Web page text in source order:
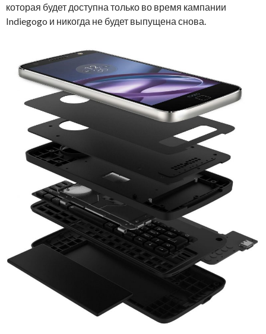
которая будет доступна только во время кампании
Indiegogo и никогда не будет выпущена снова.